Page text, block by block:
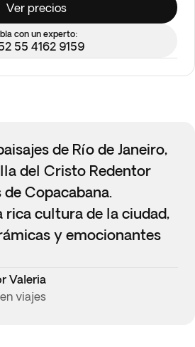
Ver precios
con un experto:
55 4162 9159
de Río de Janeiro,
del Cristo Redentor
Copacabana.
rica cultura de la ciudad,
y emocionantes
Valeria
viajes